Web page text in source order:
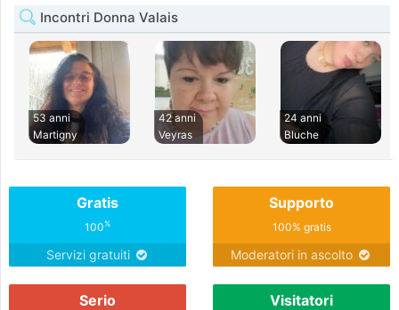
Incontri Donna Valais
53 anni
Martigny
42 anni
Veyras
24 anni
Bluche
Gratis
100%
Servizi gratuiti
Supporto
100% gratis
Moderatori in ascolto
Serio Visitatori